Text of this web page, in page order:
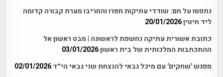
נתפסו על חם: שודדי עתיקות חפרו והחריבו מערת קבורה קדומה
ליד חיטין20/01/2026
כתובת אשורית עתיקה נחשפת לראשונה | מבט ראשון אל
ההתכתבות המלכותית של בית ראשון03/01/2026
מפגש 'שחקים' עם מיכל גבאי להנצחת שני גבאי הי״ד 02/01/2026